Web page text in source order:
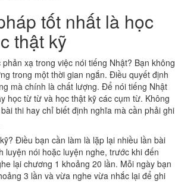
tốt nhất là học
thật kỹ
xạ trong việc nói tiếng Nhật? Bạn không
trong một thời gian ngắn. Điều quyết định
mà chính là chất lượng. Để nói tiếng Nhật
học từ từ và học thật kỹ các cụm từ. Không
thi hay chỉ biết định nghĩa mà cần phải ghi
Điều bạn cần làm là lặp lại nhiều lần bài
luyện nói hoặc luyện nghe, trước khi đến
lại chương 1 khoảng 20 lần. Mỗi ngày bạn
3 lần và vừa nghe vừa nhắc lại để ghi